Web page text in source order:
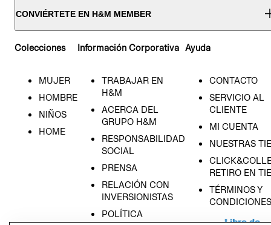
CONVIÉRTETE EN H&M MEMBER
Colecciones
MUJER
HOMBRE
NIÑOS
HOME
Información Corporativa
TRABAJAR EN
H&M
ACERCA DEL
GRUPO H&M
RESPONSABILIDAD
SOCIAL
PRENSA
RELACIÓN CON
INVERSIONISTAS
POLÍTICA
Ayuda
CONTACTO
SERVICIO AL
CLIENTE
MI CUENTA
NUESTRAS
RETIRO EN
TÉRMINOS Y
CONDICIONES